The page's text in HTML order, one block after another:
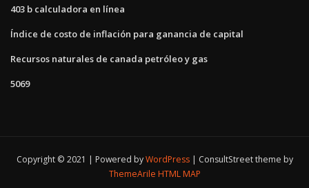
403 b calculadora en línea
Índice de costo de inflación para ganancia de capital
Recursos naturales de canada petróleo y gas
5069
Copyright © 2021 | Powered byWordPress
ConsultStreet theme by
ThemeArile HTML MAP